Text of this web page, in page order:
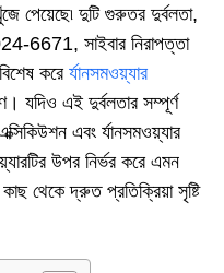
পেয়েছে৷ দুটি গুরুতর দুর্বলতা,
সাইবার নিরাপত্তা
করে র্যানসমওয়্যার
যদিও এই দুর্বলতার সম্পূর্ণ
এবং র্যানসমওয়্যার
উপর নির্ভর করে এমন
থেকে দ্রুত প্রতিক্রিয়া সৃষ্টি